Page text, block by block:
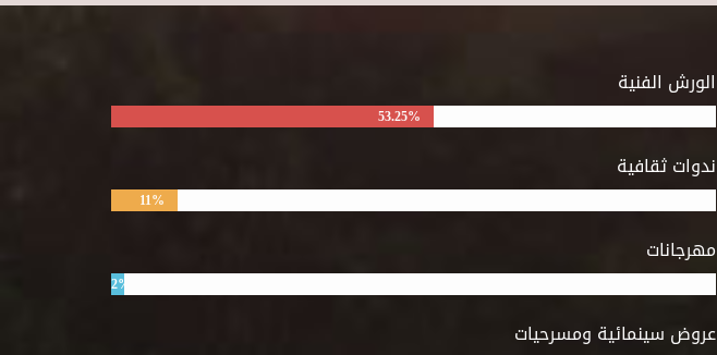
الورش الفنية
53.25%
ندوات ثقافية
11%
مهرجانات
2%
عروض سينمائية ومسرحيات